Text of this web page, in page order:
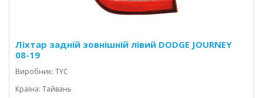
Ліхтар задній зовнішній лівий DODGE JOURNEY
08-19
Виробник: TYC
Країна: Тайвань